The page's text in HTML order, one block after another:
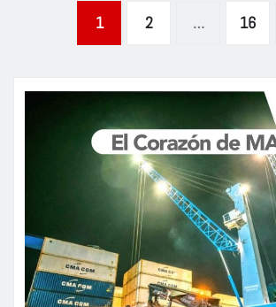
Paginación
de
entradas
1 2 … 16